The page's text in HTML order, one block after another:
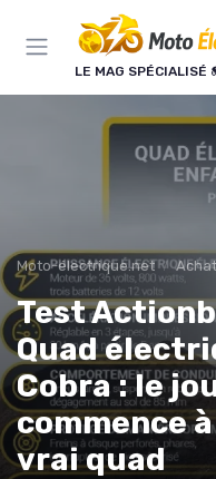
LE MAG SPÉCIALISÉ
Moto-électrique.net Achat
Test
Quad
Cobra : le
commence
vrai quad
Panneau de gestion des